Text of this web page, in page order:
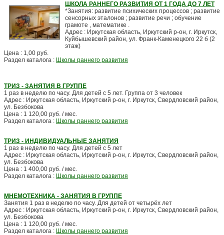
ШКОЛА РАННЕГО РАЗВИТИЯ ОТ 1 ГОДА ДО 7 ЛЕТ
*Занятия: развитие психических процессов ; развитие
сенсорных эталонов ; развитие речи ; обучение
грамоте , математике .
Адрес : Иркутская область, Иркутский р-он, г. Иркутск,
Куйбышевский район, ул. Франк-Каменецкого 22 б (2
этаж)
Цена : 1,00 руб.
Раздел каталога : Школы раннего развития
ТРИЗ - ЗАНЯТИЯ В ГРУППЕ
1 раз в неделю по часу. Для детей с 5 лет. Группа от 3 человек
Адрес : Иркутская область, Иркутский р-он, г. Иркутск, Свердловский район,
ул. Безбокова
Цена : 1 120,00 руб. / мес.
Раздел каталога : Школы раннего развития
ТРИЗ - ИНДИВИДУАЛЬНЫЕ ЗАНЯТИЯ
1 раз в неделю по часу. Для детей с 5 лет
Адрес : Иркутская область, Иркутский р-он, г. Иркутск, Свердловский район,
ул. Безбокова
Цена : 1 400,00 руб. / мес.
Раздел каталога : Школы раннего развития
МНЕМОТЕХНИКА - ЗАНЯТИЯ В ГРУППЕ
Занятия 1 раз в неделю по часу. Для детей от четырёх лет
Адрес : Иркутская область, Иркутский р-он, г. Иркутск, Свердловский район,
ул. Безбокова
Цена : 1 120,00 руб. / мес.
Раздел каталога : Школы раннего развития